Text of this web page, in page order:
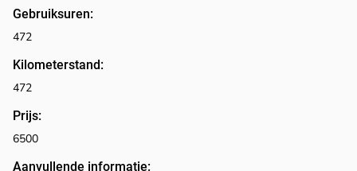
Gebruiksuren:
Kilometerstand:
Prijs:
6500
Aanvullende informatie:
472
472